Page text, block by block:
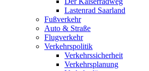
Lastenrad Saarland
Fußverkehr
Auto & Straße
Flugverkehr
Verkehrspolitik
Verkehrssicherheit
Verkehrsplanung